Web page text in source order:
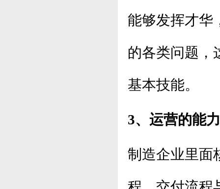
能够发挥才华
的各类问题，
基本技能。
3、运营的能力
制造企业里面